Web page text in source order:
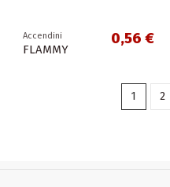
Accendini
FLAMMY
0,56 €
1 2